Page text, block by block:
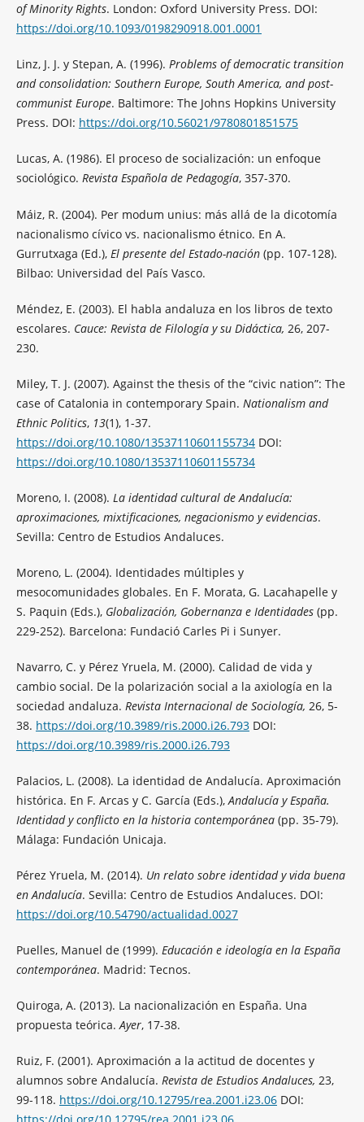
of Minority Rights. London: Oxford University Press. DOI:
https://doi.org/10.1093/0198290918.001.0001
Linz, J. J. y Stepan, A. (1996). Problems of democratic transition
and consolidation: Southern Europe, South America, and post-
communist Europe. Baltimore: The Johns Hopkins University
Press. DOI: https://doi.org/10.56021/9780801851575
Lucas, A. (1986). El proceso de socialización: un enfoque
sociológico. Revista Española de Pedagogía, 357-370.
Máiz, R. (2004). Per modum unius: más allá de la dicotomía
nacionalismo cívico vs. nacionalismo étnico. En A.
Gurrutxaga (Ed.), El presente del Estado-nación(pp. 107-128).
Bilbao: Universidad del País Vasco.
Méndez, E. (2003). El habla andaluza en los libros de texto
escolares. Cauce: Revista de Filología y su Didáctica, 26, 207-
230.
Miley, T. J. (2007). Against the thesis of the “civic nation”: The
case of Catalonia in contemporary Spain. Nationalism and
Ethnic Politics, 13(1), 1-37.
https://doi.org/10.1080/13537110601155734DOI:
https://doi.org/10.1080/13537110601155734
Moreno, I. (2008). La identidad cultural de Andalucía:
aproximaciones, mixtificaciones, negacionismo y evidencias.
Sevilla: Centro de Estudios Andaluces.
Moreno, L. (2004). Identidades múltiples y
mesocomunidades globales. En F. Morata, G. Lacahapelle y
S. Paquin (Eds.), Globalización, Gobernanza e Identidades(pp.
229-252). Barcelona: Fundació Carles Pi i Sunyer.
Navarro, C. y Pérez Yruela, M. (2000). Calidad de vida y
cambio social. De la polarización social a la axiología en la
sociedad andaluza. Revista Internacional de Sociología, 26, 5-
38. https://doi.org/10.3989/ris.2000.i26.793DOI:
https://doi.org/10.3989/ris.2000.i26.793
Palacios, L. (2008). La identidad de Andalucía. Aproximación
histórica. En F. Arcas y C. García (Eds.), Andalucía y España.
Identidad y conflicto en la historia contemporánea(pp. 35-79).
Málaga: Fundación Unicaja.
Pérez Yruela, M. (2014). Un relato sobre identidad y vida buena
en Andalucía. Sevilla: Centro de Estudios Andaluces. DOI:
https://doi.org/10.54790/actualidad.0027
Puelles, Manuel de (1999). Educación e ideología en la España
contemporánea. Madrid: Tecnos.
Quiroga, A. (2013). La nacionalización en España. Una
propuesta teórica. Ayer, 17-38.
Ruiz, F. (2001). Aproximación a la actitud de docentes y
alumnos sobre Andalucía. Revista de Estudios Andaluces, 23,
99-118. https://doi.org/10.12795/rea.2001.i23.06DOI:
https://doi.org/10.12795/rea.2001.i23.06